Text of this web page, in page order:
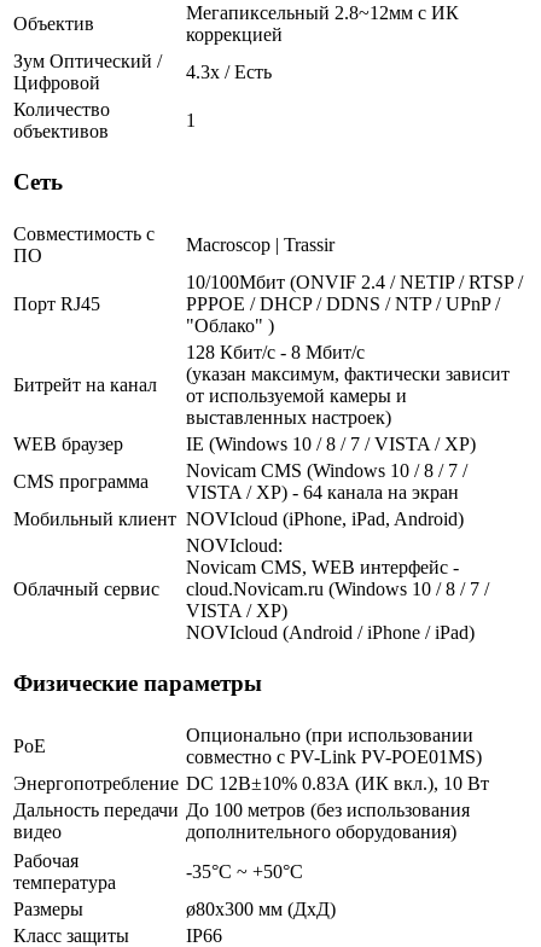
Объектив
Мегапиксельный 2.8~12мм с ИК
коррекцией
Зум Оптический /
Цифровой
4.3х / Есть
Количество
объективов
1
Сеть
Совместимость с
ПО
Macroscop | Trassir
Порт RJ45
10/100Мбит (ONVIF 2.4 / NETIP / RTSP /
PPPOE / DHCP / DDNS / NTP / UPnP /
"Облако" )
Битрейт на канал
128 Кбит/с - 8 Мбит/с
(указан максимум, фактически зависит
от используемой камеры и
выставленных настроек)
WEB браузер
IE (Windows 10 / 8 / 7 / VISTA / XP)
CMS программа
Novicam CMS (Windows 10 / 8 / 7 /
VISTA / XP) - 64 канала на экран
Мобильный клиент NOVIcloud (iPhone, iPad, Android)
Облачный сервис
NOVIcloud:
Novicam CMS, WEB интерфейс -
cloud.Novicam.ru (Windows 10 / 8 / 7 /
VISTA / XP)
NOVIcloud (Android / iPhone / iPad)
Физические параметры
PoE
Опционально (при использовании
совместно с PV-Link PV-POE01MS)
Энергопотребление DC 12В±10% 0.83А (ИК вкл.), 10 Вт
Дальность передачи
видео
До 100 метров (без использования
дополнительного оборудования)
Рабочая
температура
-35°С ~ +50°С
Размеры
ø80х300 мм (ДхД)
Класс защиты
IP66